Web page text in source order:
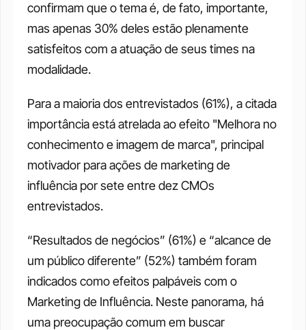
confirmam que o tema é, de fato, importante,
mas apenas 30% deles estão plenamente
satisfeitos com a atuação de seus times na
modalidade.
Para a maioria dos entrevistados (61%), a citada
importância está atrelada ao efeito "Melhora no
conhecimento e imagem de marca", principal
motivador para ações de marketing de
influência por sete entre dez CMOs
entrevistados.
“Resultados de negócios” (61%) e “alcance de
um público diferente” (52%) também foram
indicados como efeitos palpáveis com o
Marketing de Influência. Neste panorama, há
uma preocupação comum em buscar